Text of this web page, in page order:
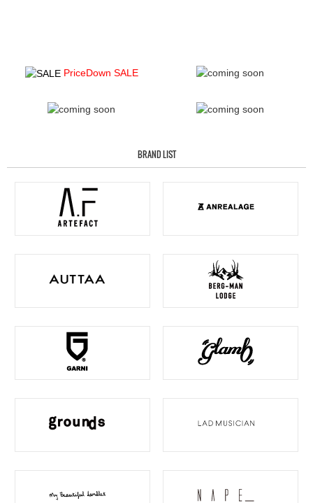
PriceDown SALE
BRAND LIST